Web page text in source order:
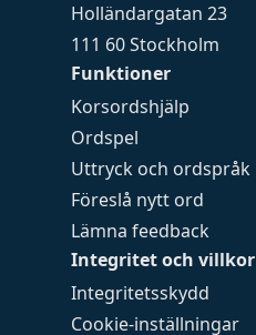
Funktioner
Korsordshjälp
Ordspel
Uttryck och ordspråk
Föreslå nytt ord
Lämna feedback
Integritet och villkor
Integritetsskydd
Cookie-inställningar
Holländargatan 23
111 60 Stockholm